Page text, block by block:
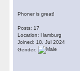
Phoner is great!
Posts: 17
Location: Hamburg
Joined: 18. Jul 2024
Gender: